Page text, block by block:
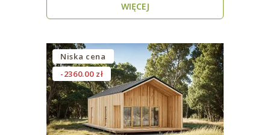
WIĘCEJ
Niska cena
-2360.00 zł